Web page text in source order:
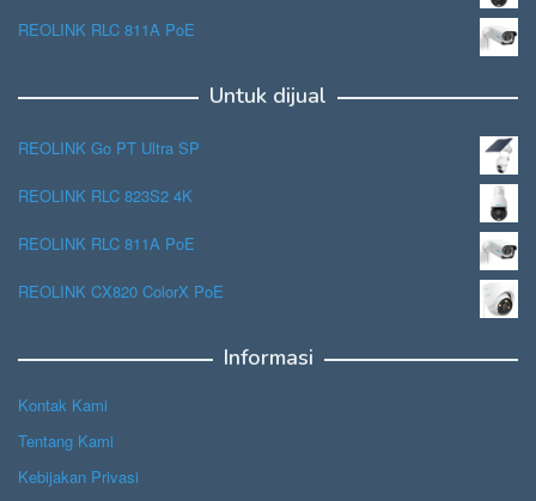
REOLINK RLC 811A PoE
Untuk dijual
REOLINK Go PT Ultra SP
REOLINK RLC 823S2 4K
REOLINK RLC 811A PoE
REOLINK CX820 ColorX PoE
Informasi
Kontak Kami
Tentang Kami
Kebijakan Privasi